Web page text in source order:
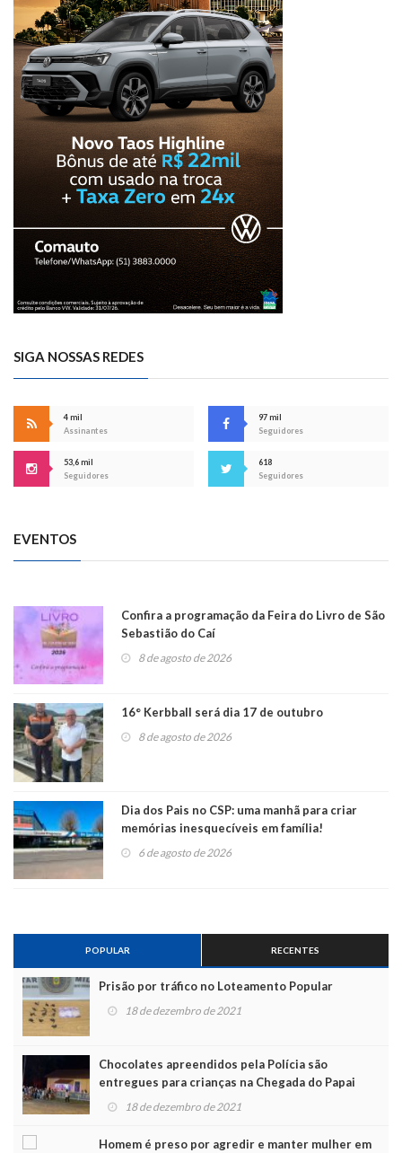
SIGA NOSSAS REDES
4 mil
Assinantes
97 mil
Seguidores
53,6 mil
Seguidores
618
Seguidores
EVENTOS
Confira a programação da Feira do Livro de São
Sebastião do Caí
8 de agosto de 2026
16° Kerbball será dia 17 de outubro
8 de agosto de 2026
Dia dos Pais no CSP: uma manhã para criar
memórias inesquecíveis em família!
6 de agosto de 2026
POPULAR RECENTES
Prisão por tráfico no Loteamento Popular
18 de dezembro de 2021
Chocolates apreendidos pela Polícia são
entregues para crianças na Chegada do Papai
Noel
18 de dezembro de 2021
Homem é preso por agredir e manter mulher em